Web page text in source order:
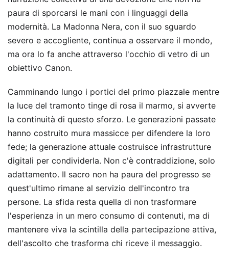
paura di sporcarsi le mani con i linguaggi della
modernità. La Madonna Nera, con il suo sguardo
severo e accogliente, continua a osservare il mondo,
ma ora lo fa anche attraverso l'occhio di vetro di un
obiettivo Canon.
Camminando lungo i portici del primo piazzale mentre
la luce del tramonto tinge di rosa il marmo, si avverte
la continuità di questo sforzo. Le generazioni passate
hanno costruito mura massicce per difendere la loro
fede; la generazione attuale costruisce infrastrutture
digitali per condividerla. Non c'è contraddizione, solo
adattamento. Il sacro non ha paura del progresso se
quest'ultimo rimane al servizio dell'incontro tra
persone. La sfida resta quella di non trasformare
l'esperienza in un mero consumo di contenuti, ma di
mantenere viva la scintilla della partecipazione attiva,
dell'ascolto che trasforma chi riceve il messaggio.